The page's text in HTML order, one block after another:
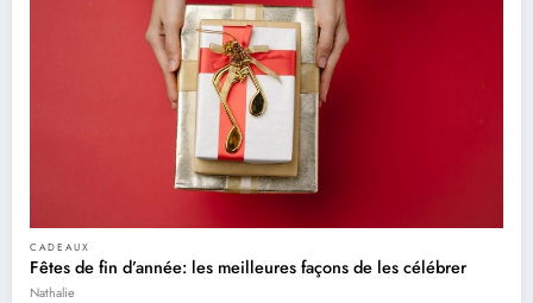
CADEAUX
Fêtes de fin d’année: les meilleures façons de les célébrer
Nathalie